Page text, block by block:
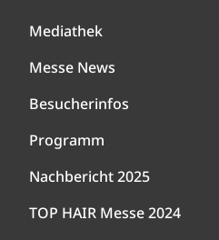
Mediathek
Messe News
Besucherinfos
Programm
Nachbericht 2025
TOP HAIR Messe 2024